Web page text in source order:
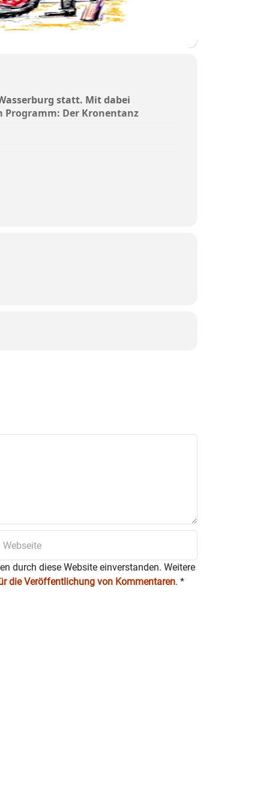
statt. Mit dabei
Programm: Der Kronentanz
durch diese Website einverstanden. Weitere
die Veröffentlichung von Kommentaren. *